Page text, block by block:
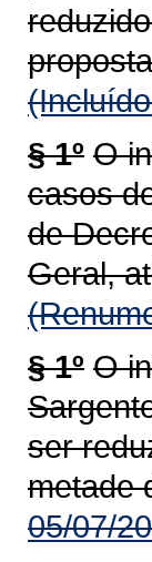
§ 1º O
casos
de
Geral,
§ 1º O
ser
metade
05/07/